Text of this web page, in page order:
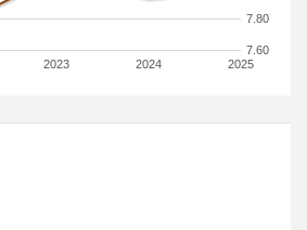
2023 2024 2025
7.60
7.80